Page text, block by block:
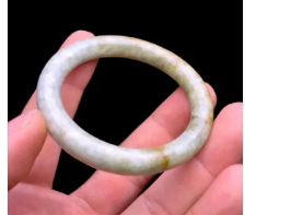
Ý nghĩa tâm linh của đá
kỳ
Theo truyền thuyết của người
nguồn gốc từ kho báu của các
đại, chúng được coi là Đá may mắn
Truyền thuyết kể rằng Aquamarine